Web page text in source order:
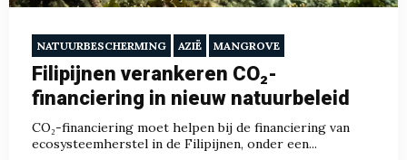
NATUURBESCHERMING AZIË MANGROVE
Filipijnen verankeren CO₂-
financiering in nieuw natuurbeleid
CO₂-financiering moet helpen bij de financiering van
ecosysteemherstel in de Filipijnen, onder een...